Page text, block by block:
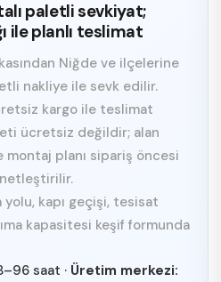
paletli sevkiyat;
ile planlı teslimat
Niğde ve ilçelerine
nakliye ile sevk edilir.
kargo ile teslimat
ücretsiz değildir; alan
planı sipariş öncesi
netleştirilir.
yolu, kapı geçişi, tesisat
kapasitesi keşif formunda
saat · Üretim merkezi: